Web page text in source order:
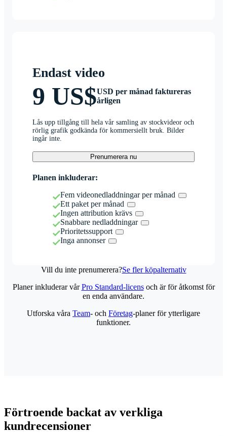
Endast video
9 US$USD per månad faktureras
årligen
Lås upp tillgång till hela vår samling av stockvideor och
rörlig grafik godkända för kommersiellt bruk. Bilder
ingår inte.
Prenumerera nu
Planen inkluderar:
Fem videonedladdningar per månad
Ett paket per månad
Ingen attribution krävs
Snabbare nedladdningar
Prioritetssupport
Inga annonser
Vill du inte prenumerera?Se fler köpalternativ
Planer inkluderar vårPro Standard-licensoch är för åtkomst för
en enda användare.
Utforska våra Team- och Företag-planer för ytterligare
funktioner.
Förtroende backat av verkliga
kundrecensioner